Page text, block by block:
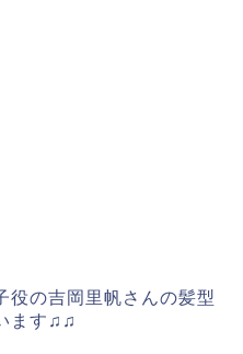
役の吉岡里帆さんの髪型
ます♫♫